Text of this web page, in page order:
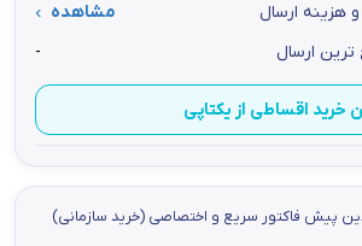
هزینه ارسال
مشاهده
ارسال
-
خرید اقساطی از یکتاپی
پيش فاكتور سریع و اختصاصي (خرید سازمانی)